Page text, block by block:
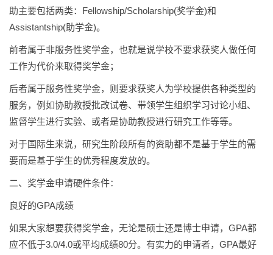
助主要包括两类：Fellowship/Scholarship(奖学金)和
Assistantship(助学金)。
前者属于非服务性奖学金，也就是说学校不要求获奖人做任何
工作为代价来取得奖学金；
后者属于服务性奖学金，则要求获奖人为学校提供各种类型的
服务，例如协助教授批改试卷、带领学生组织学习讨论小组、
监督学生进行实验、或者是协助教授进行研究工作等等。
对于国际生来说，研究生阶段所有的资助都不是基于学生的需
要而是基于学生的优秀程度发放的。
二、奖学金申请硬件条件：
良好的GPA成绩
如果大家想要获得奖学金，无论是硕士还是博士申请，GPA都
应不低于3.0/4.0或平均成绩80分。有实力的申请者，GPA最好